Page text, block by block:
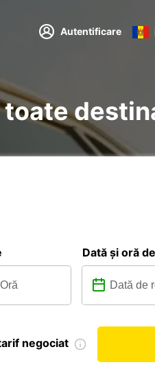
Autentificare
toate
Dată și oră
negociat